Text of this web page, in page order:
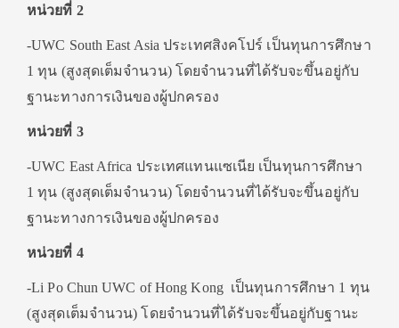
หน่วยที่ 2
-UWC South East Asia ประเทศสิงคโปร์ เป็นทุนการศึกษา
1 ทุน (สูงสุดเต็มจำนวน) โดยจำนวนที่ได้รับจะขึ้นอยู่กับ
ฐานะทางการเงินของผู้ปกครอง
หน่วยที่ 3
-UWC East Africa ประเทศแทนแซเนีย เป็นทุนการศึกษา
1 ทุน (สูงสุดเต็มจำนวน) โดยจำนวนที่ได้รับจะขึ้นอยู่กับ
ฐานะทางการเงินของผู้ปกครอง
หน่วยที่ 4
-Li Po Chun UWC of Hong Kong เป็นทุนการศึกษา 1 ทุน
(สูงสุดเต็มจำนวน) โดยจำนวนที่ได้รับจะขึ้นอยู่กับฐานะ